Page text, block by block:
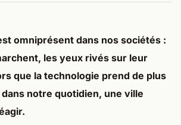
omniprésent dans nos sociétés :
les yeux rivés sur leur
que la technologie prend de plus
notre quotidien, une ville